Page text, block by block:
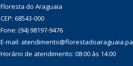
Floresta do Araguaia
CEP: 68543-000
Fone: (94) 98197-9476
E-mail:
Horário de atendimento: 08:00 às 14:00